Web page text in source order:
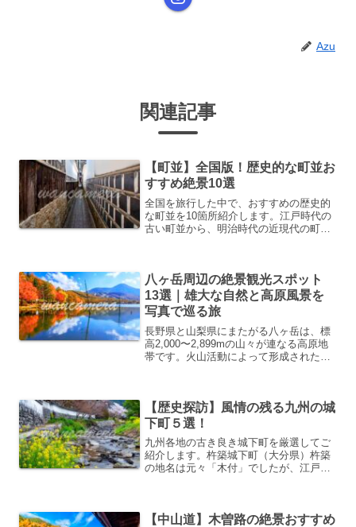
Azu
関連記事
【町並】全国版！歴史的な町並お
すすめ絶景10選
全国を旅行した中で、おすすめの歴史的
な町並を10箇所紹介します。江戸時代の
古い町並から、明治時代の近現代の町並
ください。
八ヶ岳周辺の絶景観光スポット
13選｜雄大な自然と高原風景を
写真で巡る旅
長野県と山梨県にまたがる八ヶ岳は、標
高2,000〜2,899mの山々が連なる高原地
帯です。火山活動によって形成された独
感動を与えてくれ...
【歴史探訪】風情の残る九州の城
下町５選！
九州各地の古き良き城下町を厳選してご
紹介します。杵築城下町（大分県）杵築
の地名は元々「木付」でしたが、江戸幕
うに塩屋の坂と酢屋の坂が...
【中山道】木曽路の絶景おすすめ